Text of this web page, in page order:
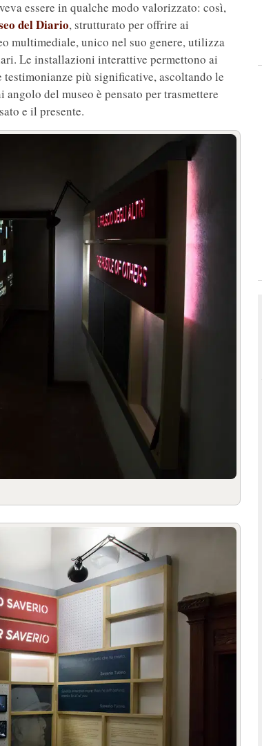
essere in qualche modo valorizzato: così,
del Diario, strutturato per offrire ai
multimediale, unico nel suo genere, utilizza
Le installazioni interattive permettono ai
più significative, ascoltando le
del museo è pensato per trasmettere
e il presente.